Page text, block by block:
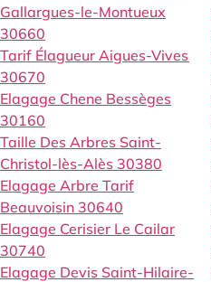
Gallargues-le-Montueux
30660
Tarif Élagueur Aigues-Vives
30670
Elagage Chene Bessèges
30160
Taille Des Arbres Saint-
Christol-lès-Alès 30380
Elagage Arbre Tarif
Beauvoisin 30640
Elagage Cerisier Le Cailar
30740
Elagage Devis Saint-Hilaire-